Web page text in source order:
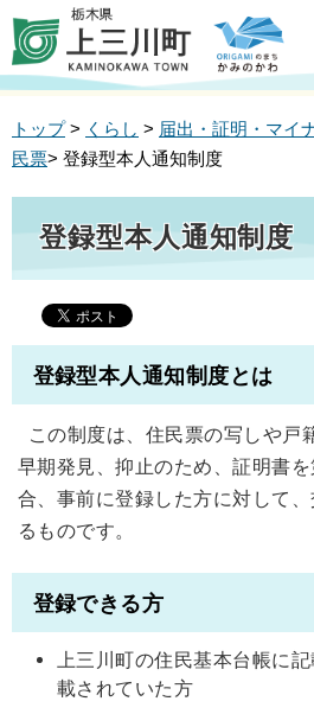
トップ> くらし > 届出・証明・マイ
民票> 登録型本人通知制度
登録型本人通知制度
登録型本人通知制度とは
この制度は、住民票の写しや戸
早期発見、抑止のため、証明書
合、事前に登録した方に対して
るものです。
登録できる方
上三川町の住民基本台帳に
載されていた方